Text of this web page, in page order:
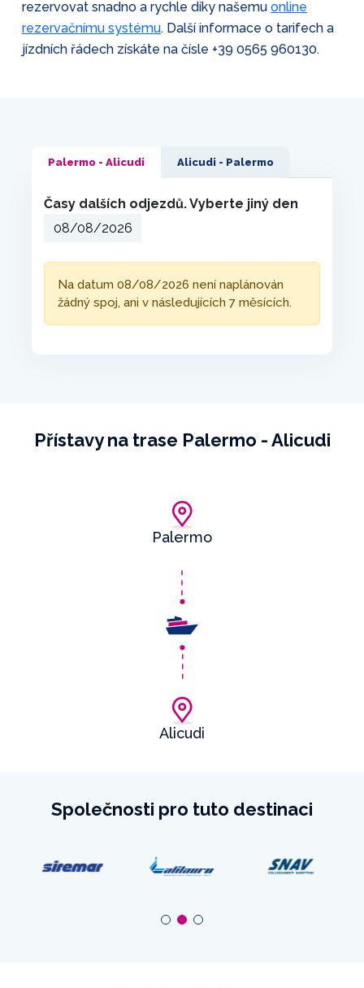
rezervovat snadno a rychle díky našemu online
rezervačnímu systému. Další informace o tarifech a
jízdních řádech získáte na čísle +39 0565 960130.
Palermo - Alicudi Alicudi - Palermo
Časy dalších odjezdů. Vyberte jiný den
Na datum 08/08/2026 není naplánován
žádný spoj, ani v následujících 7 měsících.
Přístavy na trase Palermo - Alicudi
Palermo
Alicudi
Společnosti pro tuto destinaci